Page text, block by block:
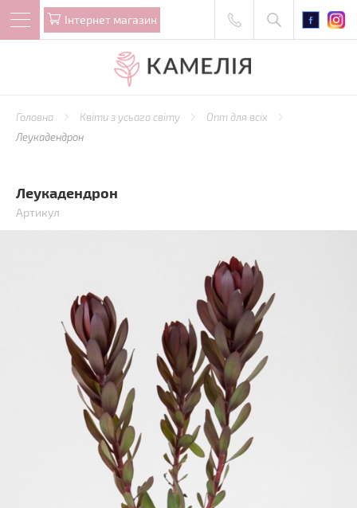
Iнтернет магазин
Головна Квіти з усього світу
Опт для всіх
Леукадендрон
Леукадендрон
Артикул